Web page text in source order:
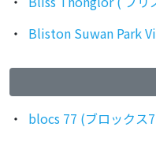
Bliston Suwan Park
blocs 77 (ブロックス